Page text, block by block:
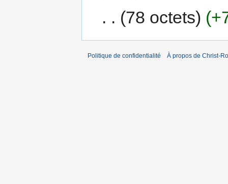
78 octets
Politique de confidentialité À propos de Christ-